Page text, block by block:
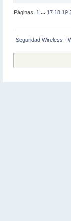
Páginas: 1 ... 17 18 19
Seguridad Wireless -